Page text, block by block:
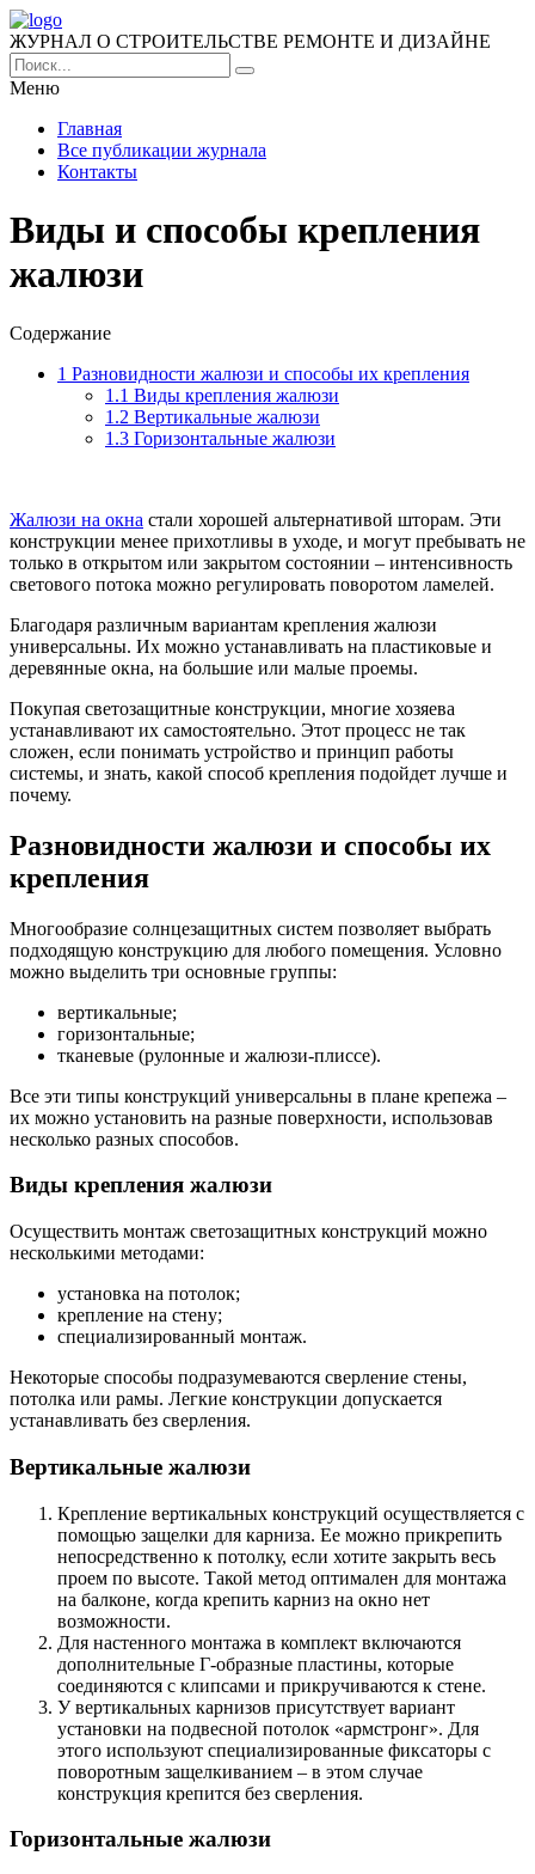
ЖУРНАЛ О СТРОИТЕЛЬСТВЕ РЕМОНТЕ И ДИЗАЙНЕ
Меню
Главная
Все публикации журнала
Контакты
Виды и способы крепления
жалюзи
Содержание
1 Разновидности жалюзи и способы их крепления
1.1 Виды крепления жалюзи
1.2 Вертикальные жалюзи
1.3 Горизонтальные жалюзи
Жалюзи на окна стали хорошей альтернативой шторам. Эти
конструкции менее прихотливы в уходе, и могут пребывать не
только в открытом или закрытом состоянии – интенсивность
светового потока можно регулировать поворотом ламелей.
Благодаря различным вариантам крепления жалюзи
универсальны. Их можно устанавливать на пластиковые и
деревянные окна, на большие или малые проемы.
Покупая светозащитные конструкции, многие хозяева
устанавливают их самостоятельно. Этот процесс не так
сложен, если понимать устройство и принцип работы
системы, и знать, какой способ крепления подойдет лучше и
почему.
Разновидности жалюзи и способы их
крепления
Многообразие солнцезащитных систем позволяет выбрать
подходящую конструкцию для любого помещения. Условно
можно выделить три основные группы:
вертикальные;
горизонтальные;
тканевые (рулонные и жалюзи-плиссе).
Все эти типы конструкций универсальны в плане крепежа –
их можно установить на разные поверхности, использовав
несколько разных способов.
Виды крепления жалюзи
Осуществить монтаж светозащитных конструкций можно
несколькими методами:
установка на потолок;
крепление на стену;
специализированный монтаж.
Некоторые способы подразумеваются сверление стены,
потолка или рамы. Легкие конструкции допускается
устанавливать без сверления.
Вертикальные жалюзи
Крепление вертикальных конструкций осуществляется с
помощью защелки для карниза. Ее можно прикрепить
непосредственно к потолку, если хотите закрыть весь
проем по высоте. Такой метод оптимален для монтажа
на балконе, когда крепить карниз на окно нет
возможности.
Для настенного монтажа в комплект включаются
дополнительные Г-образные пластины, которые
соединяются с клипсами и прикручиваются к стене.
У вертикальных карнизов присутствует вариант
установки на подвесной потолок «армстронг». Для
этого используют специализированные фиксаторы с
поворотным защелкиванием – в этом случае
конструкция крепится без сверления.
Горизонтальные жалюзи